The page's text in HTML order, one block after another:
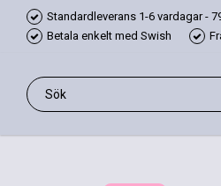
Standardleverans 1-6 vardagar -
Betala enkelt med Swish